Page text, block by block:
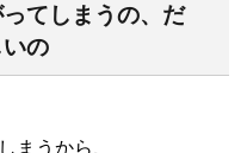
てしまうの、だ
の
まうから、